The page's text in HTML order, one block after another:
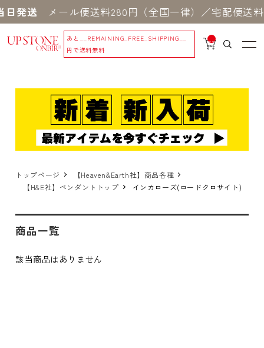
発送メール便送料280円（全国一律）／宅配便送
あと
__REMAINING_FREE_SHIPPING__
円で送料無料
__
IT
_
トップページ
【Heaven&Earth社】商品各種
【H&E社】ペンダントトップ
インカローズ(ロードクロサイト)
商品一覧
該当商品はありません